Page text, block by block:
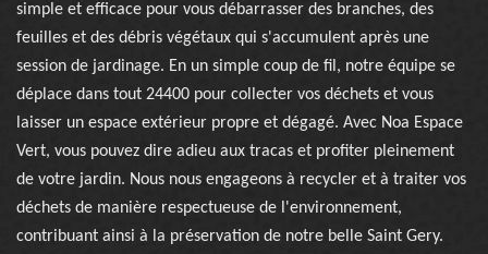
simple et efficace pour vous débarrasser des branches, des
feuilles et des débris végétaux qui s'accumulent après une
session de jardinage. En un simple coup de fil, notre équipe se
déplace dans tout 24400 pour collecter vos déchets et vous
laisser un espace extérieur propre et dégagé. Avec Noa Espace
Vert, vous pouvez dire adieu aux tracas et profiter pleinement
de votre jardin. Nous nous engageons à recycler et à traiter vos
déchets de manière respectueuse de l'environnement,
contribuant ainsi à la préservation de notre belle Saint Gery.